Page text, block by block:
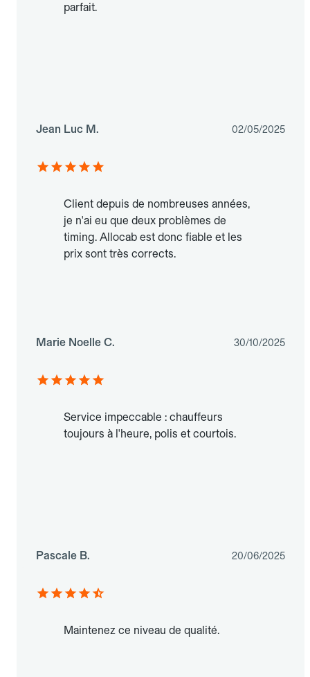
parfait.
Jean Luc M. 02/05/2025
Client depuis de nombreuses années,
je n'ai eu que deux problèmes de
timing. Allocab est donc fiable et les
prix sont très corrects.
Marie Noelle C. 30/10/2025
Service impeccable : chauffeurs
toujours à l'heure, polis et courtois.
Pascale B. 20/06/2025
Maintenez ce niveau de qualité.